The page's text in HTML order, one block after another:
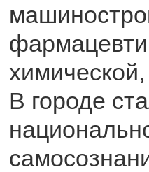
В городе